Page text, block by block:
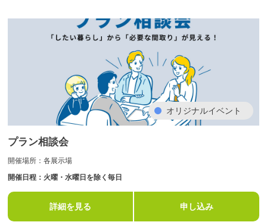
オリジナルイベント
プラン相談会
開催場所：各展示場
開催日程：火曜・水曜日を除く毎日
詳細を見る 申し込み